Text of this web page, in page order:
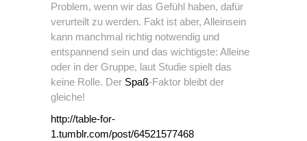
Problem, wenn wir das Gefühl haben, dafür
verurteilt zu werden. Fakt ist aber, Alleinsein
kann manchmal richtig notwendig und
entspannend sein und das wichtigste: Alleine
oder in der Gruppe, laut Studie spielt das
keine Rolle. Der Spaß-Faktor bleibt der
gleiche!
http://table-for-
1.tumblr.com/post/64521577468